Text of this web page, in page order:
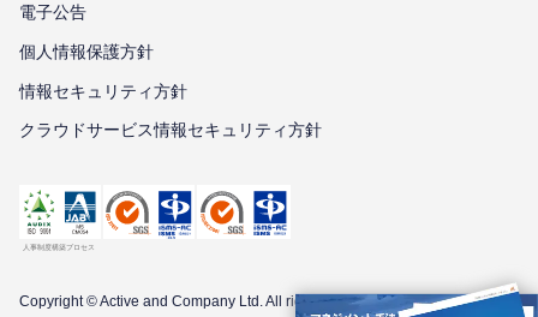
電子公告
個⼈情報保護⽅針
情報セキュリティ⽅針
クラウドサービス情報セキュリティ方針
Copyright © Active and Company Ltd. All rights